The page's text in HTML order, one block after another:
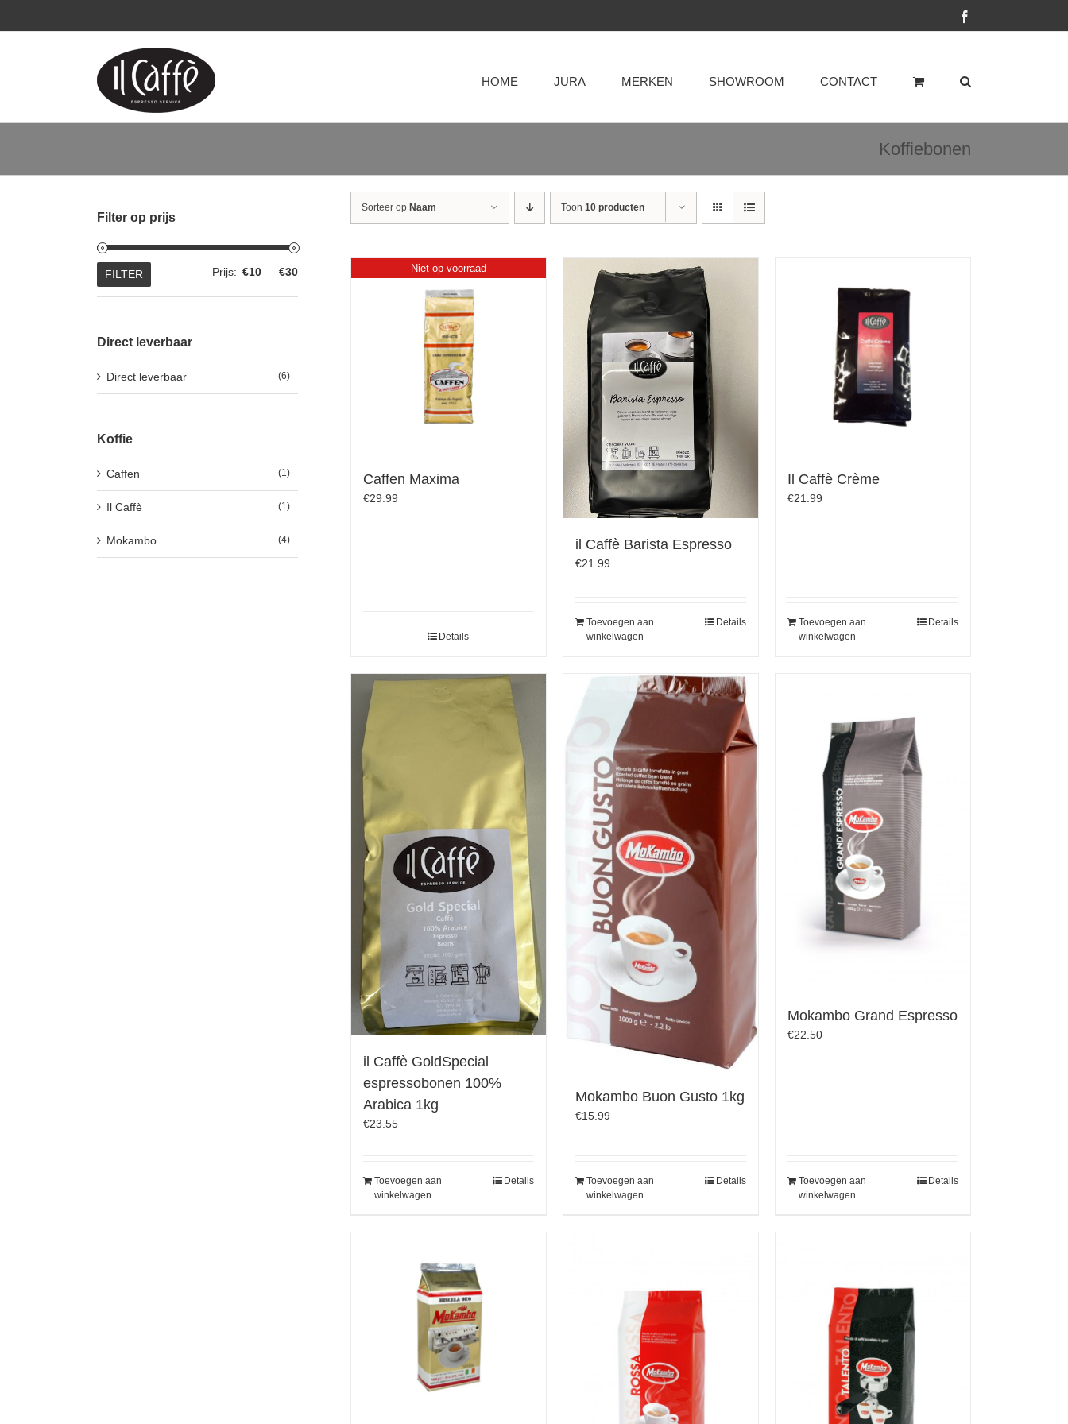
HOME JURA MERKEN SHOWROOM CONTACT
Koffiebonen
Sorteer op Naam Toon 10 producten
Niet op voorraad
Caffen Maxima
€29.99
Details
il Caffè Barista Espresso
€21.99
Toevoegen aan
winkelwagen
Details
Il Caffè Crème
€21.99
Toevoegen aan
winkelwagen
Details
il Caffè GoldSpecial
espressobonen 100%
Arabica 1kg
€23.55
Toevoegen aan
winkelwagen
Details
Mokambo Buon Gusto 1kg
€15.99
Toevoegen aan
winkelwagen
Details
Mokambo Grand Espresso
€22.50
Toevoegen aan
winkelwagen
Details
Filter op prijs
Min.
Max.
FILTER Prijs: €10 — €30
Direct leverbaar
Direct leverbaar (6)
Koffie
Caffen (1)
Il Caffè (1)
Mokambo (4)